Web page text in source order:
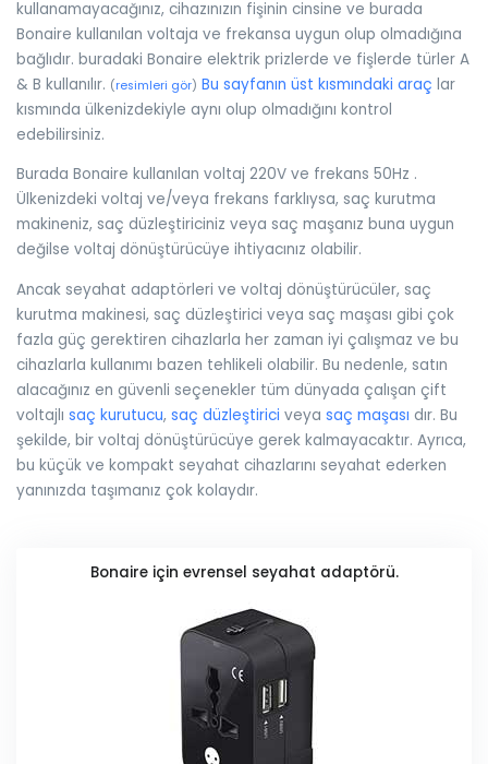
kullanamayacağınız, cihazınızın fişinin cinsine ve burada
Bonaire kullanılan voltaja ve frekansa uygun olup olmadığına
bağlıdır. buradaki Bonaire elektrik prizlerde ve fişlerde türler A
& B kullanılır. (resimleri gör) Bu sayfanın üst kısmındaki araç lar
kısmında ülkenizdekiyle aynı olup olmadığını kontrol
edebilirsiniz.
Burada Bonaire kullanılan voltaj 220V ve frekans 50Hz .
Ülkenizdeki voltaj ve/veya frekans farklıysa, saç kurutma
makineniz, saç düzleştiriciniz veya saç maşanız buna uygun
değilse voltaj dönüştürücüye ihtiyacınız olabilir.
Ancak seyahat adaptörleri ve voltaj dönüştürücüler, saç
kurutma makinesi, saç düzleştirici veya saç maşası gibi çok
fazla güç gerektiren cihazlarla her zaman iyi çalışmaz ve bu
cihazlarla kullanımı bazen tehlikeli olabilir. Bu nedenle, satın
alacağınız en güvenli seçenekler tüm dünyada çalışan çift
voltajlı saç kurutucu, saç düzleştirici veya saç maşası dır. Bu
şekilde, bir voltaj dönüştürücüye gerek kalmayacaktır. Ayrıca,
bu küçük ve kompakt seyahat cihazlarını seyahat ederken
yanınızda taşımanız çok kolaydır.
Bonaire için evrensel seyahat adaptörü.